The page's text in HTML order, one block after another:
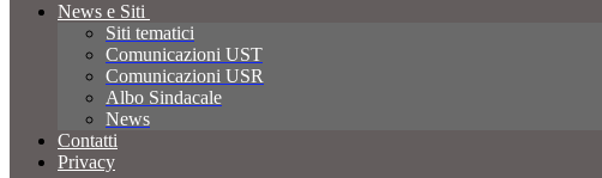
News e Siti
Siti tematici
Comunicazioni UST
Comunicazioni USR
Albo Sindacale
News
Contatti
Privacy